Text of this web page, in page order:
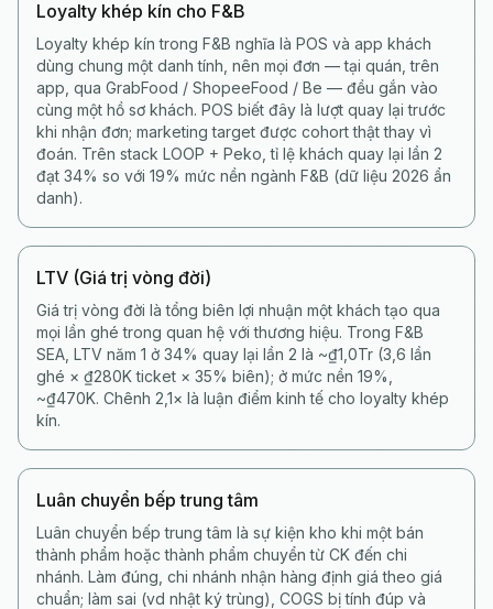
Loyalty khép kín cho F&B
Loyalty khép kín trong F&B nghĩa là POS và app khách
dùng chung một danh tính, nên mọi đơn — tại quán, trên
app, qua GrabFood / ShopeeFood / Be — đều gắn vào
cùng một hồ sơ khách. POS biết đây là lượt quay lại trước
khi nhận đơn; marketing target được cohort thật thay vì
đoán. Trên stack LOOP + Peko, tỉ lệ khách quay lại lần 2
đạt 34% so với 19% mức nền ngành F&B (dữ liệu 2026 ẩn
danh).
LTV (Giá trị vòng đời)
Giá trị vòng đời là tổng biên lợi nhuận một khách tạo qua
mọi lần ghé trong quan hệ với thương hiệu. Trong F&B
SEA, LTV năm 1 ở 34% quay lại lần 2 là ~₫1,0Tr (3,6 lần
ghé × ₫280K ticket × 35% biên); ở mức nền 19%,
~₫470K. Chênh 2,1× là luận điểm kinh tế cho loyalty khép
kín.
Luân chuyển bếp trung tâm
Luân chuyển bếp trung tâm là sự kiện kho khi một bán
thành phẩm hoặc thành phẩm chuyển từ CK đến chi
nhánh. Làm đúng, chi nhánh nhận hàng định giá theo giá
chuẩn; làm sai (vd nhật ký trùng), COGS bị tính đúp và